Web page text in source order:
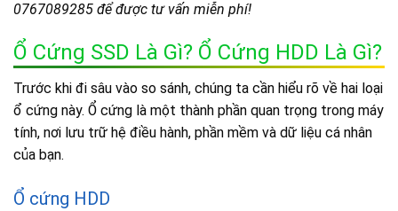
0767089285 để được tư vấn miễn phí!
Ổ Cứng SSD Là Gì? Ổ Cứng HDD Là Gì?
Trước khi đi sâu vào so sánh, chúng ta cần hiểu rõ về hai loại
ổ cứng này. Ổ cứng là một thành phần quan trọng trong máy
tính, nơi lưu trữ hệ điều hành, phần mềm và dữ liệu cá nhân
của bạn.
Ổ cứng HDD